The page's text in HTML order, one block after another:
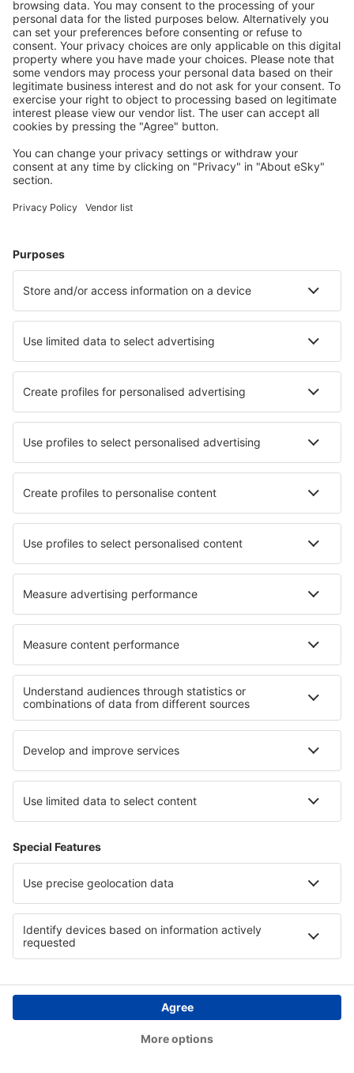
Attraktive Preise und Spezialangebote für eingeloggte
Benutzer.
Unterkünfte, die Sie mögen
Wählen Sie aus über 1,3 Millionen Unterkünften: Hotels,
Hütten, Apartments und andere.
Meist gesuchte Hotels von eSky-Nutzern
Hotels in Großbritannien - Beliebte Städte
Hotels in Manchester Hotels in Liverpool
Hotels in Bournemouth Hotels in Newton Stewart
Hotels in Lincoln Hotels in Canterbury
Die besten Hotels - Städte
Hotels in Seilh Hotels in Hinojedo Hotels in Arnad
Hotels Cazenovia Hotels in La Isleta del Moro
Hotels Ledeuix Hotels in Riberac
Hotels in Remseck am Neckar
Die besten Hotels - Regionen
Hotels auf Guernsey Hotels in Nordirland
Hotels in Wales Hotels in Great Yarmouth
Hotels an der Englischen Riviera Hotels in Norte de Santander
Hotels in Phuket Province Hotels in Slovak Tatras
Hotels in Campeche Hotels in Dolomites
Copyright © eSkyTravel.de. Alle Rechte vorbehalten.